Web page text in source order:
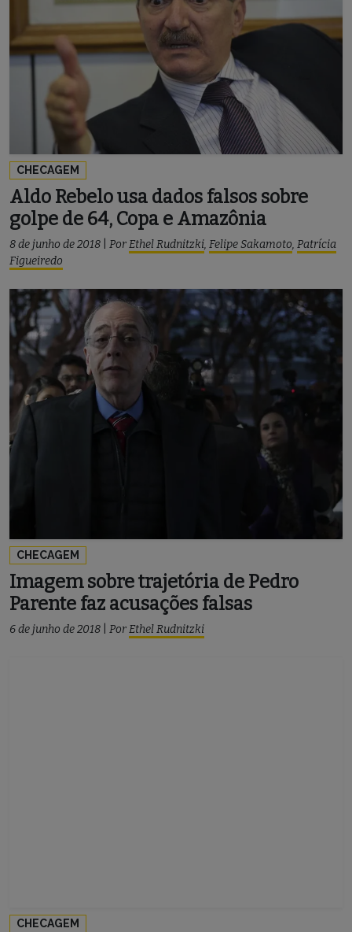
CHECAGEM
Aldo Rebelo usa dados falsos sobre
golpe de 64, Copa e Amazônia
8 de junho de 2018 PorEthel Rudnitzki, Felipe Sakamoto, Patrícia
Figueiredo
CHECAGEM
Imagem sobre trajetória de Pedro
Parente faz acusações falsas
6 de junho de 2018 PorEthel Rudnitzki
CHECAGEM